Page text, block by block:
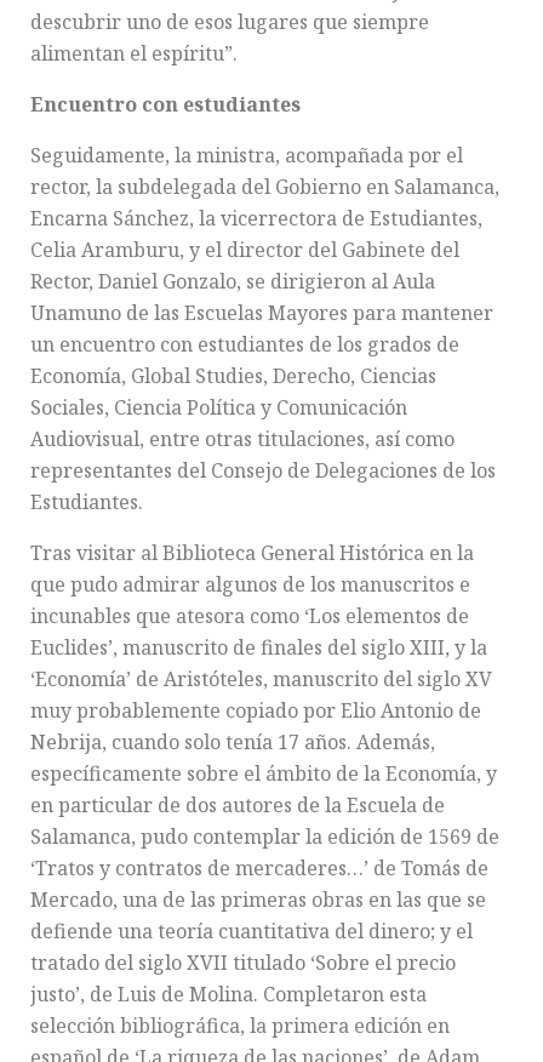
descubrir uno de esos lugares que siempre
alimentan el espíritu”.
Encuentro con estudiantes
Seguidamente, la ministra, acompañada por el
rector, la subdelegada del Gobierno en Salamanca,
Encarna Sánchez, la vicerrectora de Estudiantes,
Celia Aramburu, y el director del Gabinete del
Rector, Daniel Gonzalo, se dirigieron al Aula
Unamuno de las Escuelas Mayores para mantener
un encuentro con estudiantes de los grados de
Economía, Global Studies, Derecho, Ciencias
Sociales, Ciencia Política y Comunicación
Audiovisual, entre otras titulaciones, así como
representantes del Consejo de Delegaciones de los
Estudiantes.
Tras visitar al Biblioteca General Histórica en la
que pudo admirar algunos de los manuscritos e
incunables que atesora como ‘Los elementos de
Euclides’, manuscrito de finales del siglo XIII, y la
‘Economía’ de Aristóteles, manuscrito del siglo XV
muy probablemente copiado por Elio Antonio de
Nebrija, cuando solo tenía 17 años. Además,
específicamente sobre el ámbito de la Economía, y
en particular de dos autores de la Escuela de
Salamanca, pudo contemplar la edición de 1569 de
‘Tratos y contratos de mercaderes…’ de Tomás de
Mercado, una de las primeras obras en las que se
defiende una teoría cuantitativa del dinero; y el
tratado del siglo XVII titulado ‘Sobre el precio
justo’, de Luis de Molina. Completaron esta
selección bibliográfica, la primera edición en